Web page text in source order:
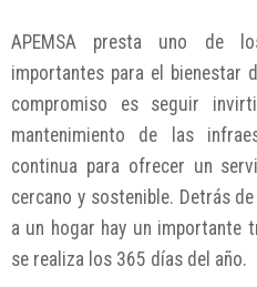
APEMSA presta uno de
importantes para el bienestar
compromiso es seguir
mantenimiento de las
continua para ofrecer un
cercano y sostenible. Detrás
a un hogar hay un importante
se realiza los 365 días del año.